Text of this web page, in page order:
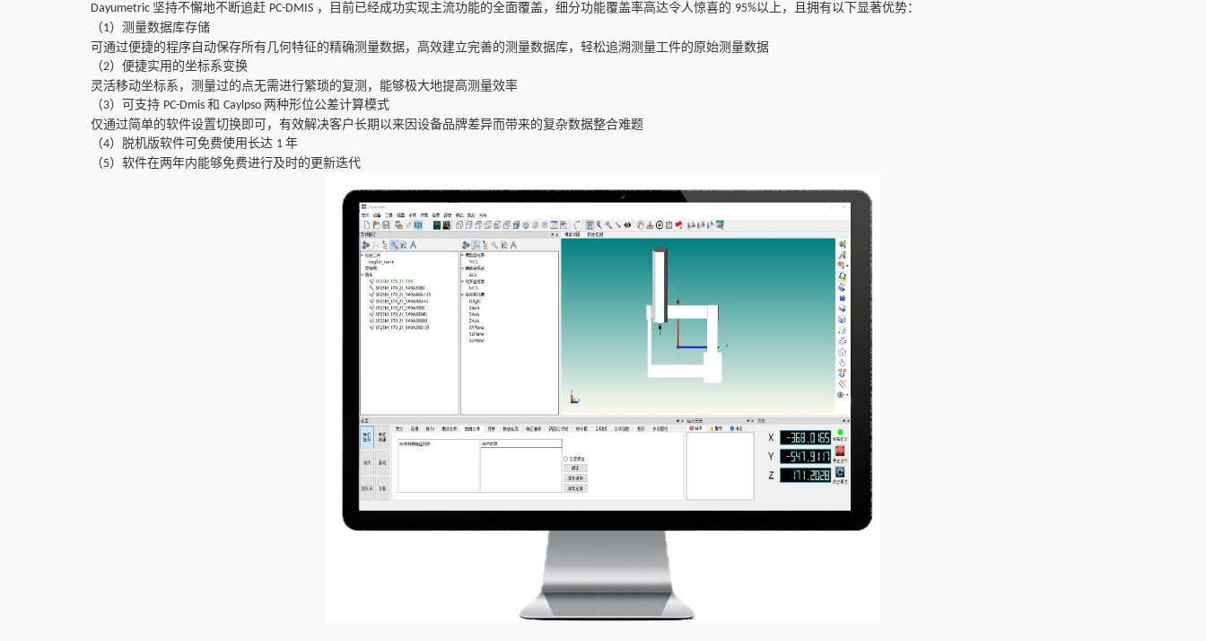
Dayumetric 坚持不懈地不断追赶 PC-DMIS ，目前已经成功实现主流功能的全面覆盖，细分功能覆盖率高达令人惊喜的 95%以上，且拥有以下显著优势：
（1） 测量数据库存储
可通过便捷的程序自动保存所有几何特征的精确测量数据，高效建立完善的测量数据库，轻松追溯测量工件的原始测量数据
（2） 便捷实用的坐标系变换
灵活移动坐标系，测量过的点无需进行繁琐的复测，能够极大地提高测量效率
（3） 可支持 PC-Dmis 和 Caylpso 两种形位公差计算模式
仅通过简单的软件设置切换即可，有效解决客户长期以来因设备品牌差异而带来的复杂数据整合难题
（4） 脱机版软件可免费使用长达 1 年
（5） 软件在两年内能够免费进行及时的更新迭代